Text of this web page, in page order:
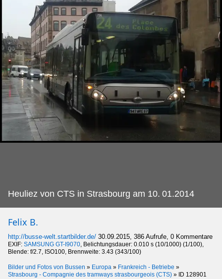
Heuliez von CTS in Strasbourg am 10. 01.2014
Felix B.
http://busse-welt.startbilder.de/ 30.09.2015, 386 Aufrufe, 0 Kommentare
EXIF: SAMSUNG GT-I9070, Belichtungsdauer: 0.010 s (10/1000) (1/100),
Blende: f/2.7, ISO100, Brennweite: 3.43 (343/100)
Bilder und Fotos von Bussen » Europa » Frankreich - Betriebe »
Strasbourg - Compagnie des tramways strasbourgeois (CTS) » ID 128901